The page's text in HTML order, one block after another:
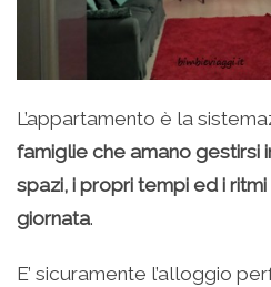
L’appartamento è la
famiglie che amano gestirsi
spazi, i propri tempi ed i
giornata.
E’ sicuramente l’alloggio